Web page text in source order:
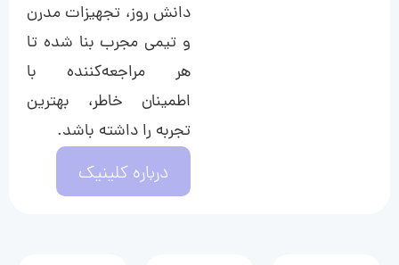
دانش روز، تجهیزات مدرن
و تیمی مجرب بنا شده تا
هر مراجعه‌کننده با
اطمینان خاطر، بهترین
تجربه را داشته باشد.
درباره کلینیک